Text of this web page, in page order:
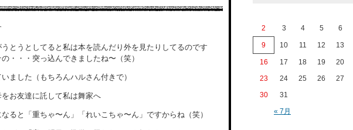
とうとしてると私は本を読んだり外を見たりしてるのです
・・・突っ込んできましたね〜（笑）
ました（もちろんハルさん付きで）
お友達に託して私は舞家へ
ると「重ちゃ〜ん」「れいこちゃ〜ん」ですからね（笑） « 7月
2
3 4 5 6
9 10 11 12 13
16 17 18 19 20
23
24 25 26 27
30
31